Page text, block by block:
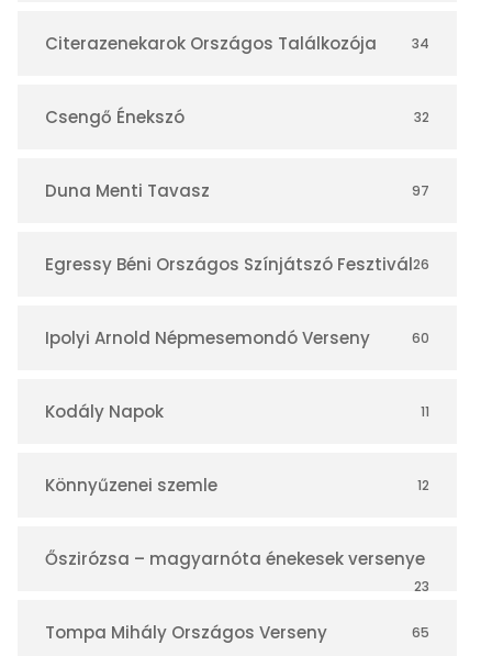
á
r
Citerazenekarok Országos Találkozója 34
Csengő Énekszó 32
Duna Menti Tavasz 97
Egressy Béni Országos Színjátszó Fesztivál26
Ipolyi Arnold Népmesemondó Verseny 60
Kodály Napok 11
Könnyűzenei szemle 12
Őszirózsa – magyarnóta énekesek versenye
23
Tompa Mihály Országos Verseny 65